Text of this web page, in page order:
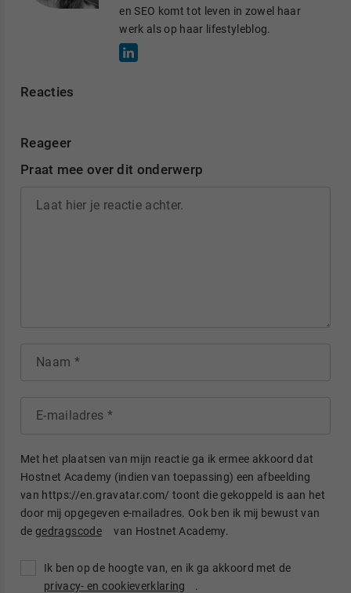
en SEO komt tot leven in zowel haar
werk als op haar lifestyleblog.
Reacties
Reageer
Praat mee over dit onderwerp
Laat hier je reactie achter.
Naam
E-mailadres
Met het plaatsen van mijn reactie ga ik ermee akkoord dat
Hostnet Academy (indien van toepassing) een afbeelding
van https://en.gravatar.com/ toont die gekoppeld is aan het
door mij opgegeven e-mailadres. Ook ben ik mij bewust van
degedragscode van Hostnet Academy.
Ik ben op de hoogte van, en ik ga akkoord met de
privacy- en cookieverklaring
.